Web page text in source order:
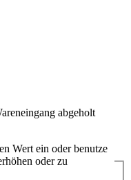
abgeholt
Wert ein oder benutze
oder zu